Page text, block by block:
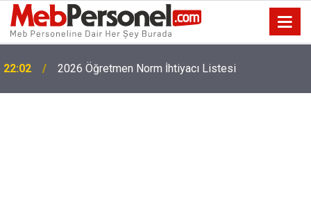
22:02 2026 Öğretmen Norm İhtiyacı Listesi